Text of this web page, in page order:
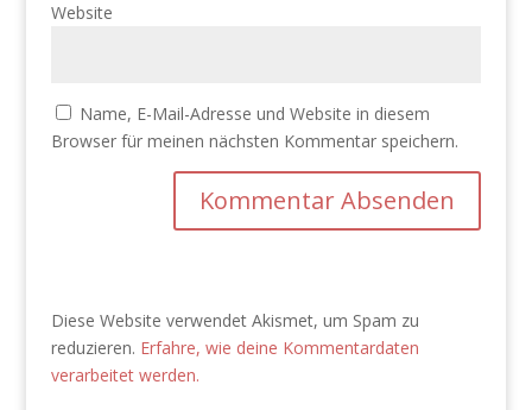
Website
Name, E-Mail-Adresse und Website in diesem
Browser für meinen nächsten Kommentar speichern.
Diese Website verwendet Akismet, um Spam zu
reduzieren. Erfahre, wie deine Kommentardaten
verarbeitet werden.